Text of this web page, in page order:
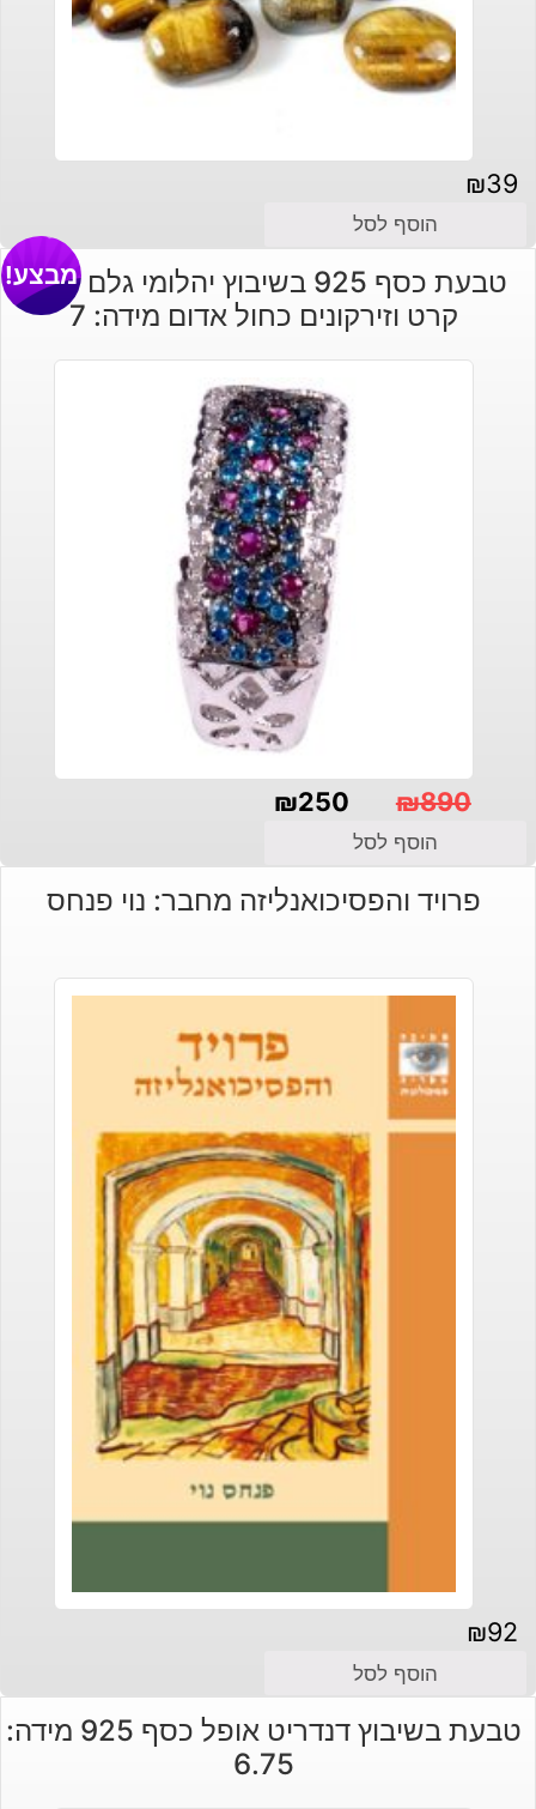
₪39
הוסף לסל
טבעת כסף 925 בשיבוץ יהלומי גלם 1.44
קרט וזירקונים כחול אדום מידה: 7
מבצע!
₪890
המקורי
היה:
₪250
הנוכחי
הוא:
הוסף לסל
פרויד והפסיכואנליזה מחבר: נוי פנחס
₪92
הוסף לסל
טבעת בשיבוץ דנדריט אופל כסף 925 מידה:
6.75